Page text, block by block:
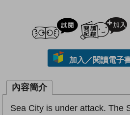
試閲
加入／閱讀電子
內容簡介
Sea City is under attack. The